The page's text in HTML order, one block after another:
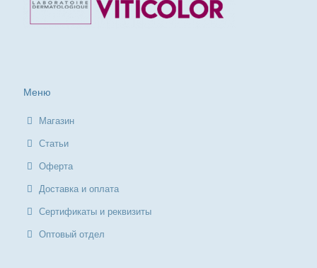
Меню
Магазин
Статьи
Оферта
Доставка и оплата
Сертификаты и реквизиты
Оптовый отдел